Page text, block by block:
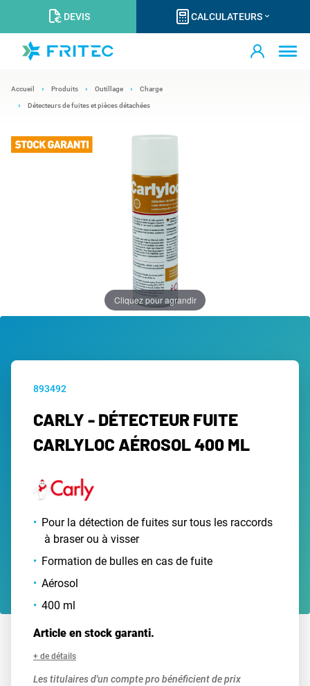
DEVIS CALCULATEURS
Accueil Produits Outillage Charge
Détecteurs de fuites et pièces détachées
Cliquez pour agrandir
893492
CARLY - DÉTECTEUR FUITE
CARLYLOC AÉROSOL 400 ML
Pour la détection de fuites sur tous les raccords
à braser ou à visser
Formation de bulles en cas de fuite
Aérosol
400 ml
Article en stock garanti.
+ de détails
Les titulaires d'un compte pro bénéficient de prix